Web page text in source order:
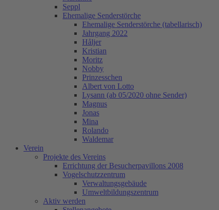
Seppl
Ehemalige Senderstörche
Ehemalige Senderstörche (tabellarisch)
Jahrgang 2022
Håljer
Kristian
Moritz
Nobby
Prinzesschen
Albert von Lotto
Lysann (ab 05/2020 ohne Sender)
Magnus
Jonas
Mina
Rolando
Waldemar
Verein
Projekte des Vereins
Errichtung der Besucherpavillons 2008
Vogelschutzzentrum
Verwaltungsgebäude
Umweltbildungszentrum
Aktiv werden